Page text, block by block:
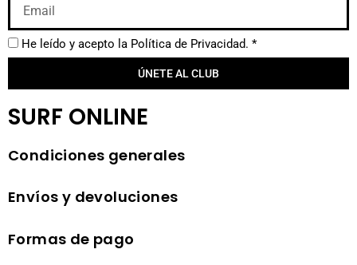
He leído y acepto la Política de Privacidad. *
ÚNETE AL CLUB
SURF ONLINE
Condiciones generales
Envíos y devoluciones
Formas de pago